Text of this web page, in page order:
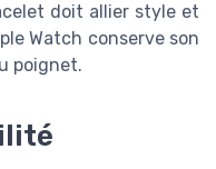
doit allier style et
Watch conserve son
poignet.